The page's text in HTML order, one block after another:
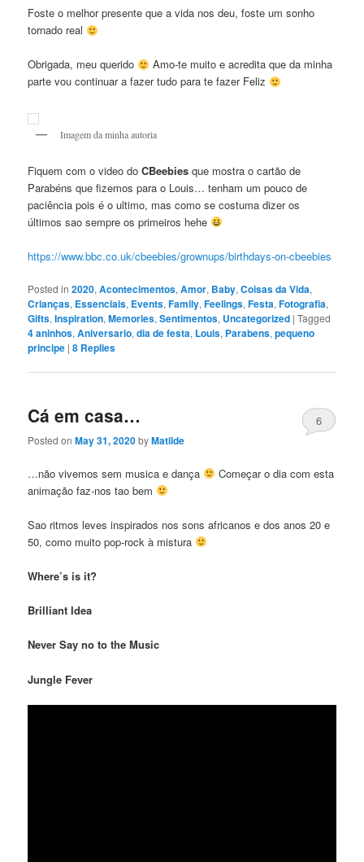
Foste o melhor presente que a vida nos deu, foste um sonho
tornado real
Obrigada, meu querido
Amo-te muito e acredita que da minha
parte vou continuar a fazer tudo para te fazer Feliz
Imagem da minha autoria
Fiquem com o video doCBeebies que mostra o cartão de
Parabéns que fizemos para o Louis… tenham um pouco de
paciência pois é o ultimo, mas como se costuma dizer os
últimos sao sempre os primeiros hehe
https://www.bbc.co.uk/cbeebies/grownups/birthdays-on-cbeebies
Posted in 2020,Acontecimentos,Amor, Baby,Coisas da Vida,
Crianças, Essenciais, Events,Family,Feelings,Festa,Fotografia,
Gifts,Inspiration,Memories,Sentimentos, Uncategorized |Tagged
4 aninhos,Aniversario,dia de festa, Louis, Parabens,pequeno
principe |8 Replies
Cá em casa…
Posted onMay 31, 2020byMatilde
6
…não vivemos sem musica e dança
Começar o dia com esta
animação faz-nos tao bem
Sao ritmos leves inspirados nos sons africanos e dos anos 20 e
50, como muito pop-rock à mistura
Where’s is it?
Brilliant Idea
Never Say no to the Music
Jungle Fever